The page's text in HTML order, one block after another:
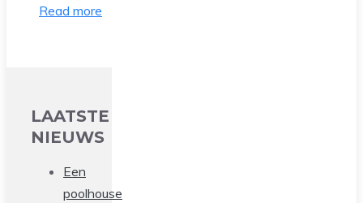
Read more
LAATSTE
NIEUWS
Een
poolhouse